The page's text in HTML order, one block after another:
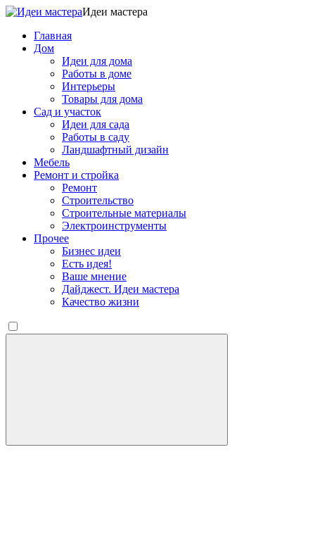
Идеи мастера
Главная
Дом
Идеи для дома
Работы в доме
Интерьеры
Товары для дома
Сад и участок
Идеи для сада
Работы в саду
Ландшафтный дизайн
Мебель
Ремонт и стройка
Ремонт
Строительство
Строительные материалы
Электроинструменты
Прочее
Бизнес идеи
Есть идея!
Ваше мнение
Дайджест. Идеи мастера
Качество жизни